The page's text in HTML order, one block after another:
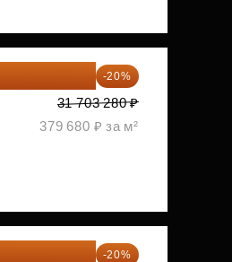
-20%
31 703 280 ₽
379 680 ₽ за м²
-20%